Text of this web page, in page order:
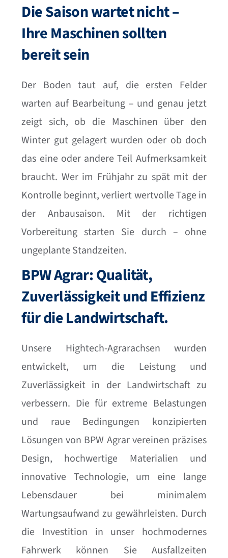
Die Saison wartet nicht –
Ihre Maschinen sollten
bereit sein
Der Boden taut auf, die ersten Felder
warten auf Bearbeitung – und genau jetzt
zeigt sich, ob die Maschinen über den
Winter gut gelagert wurden oder ob doch
das eine oder andere Teil Aufmerksamkeit
braucht. Wer im Frühjahr zu spät mit der
Kontrolle beginnt, verliert wertvolle Tage in
der Anbausaison. Mit der richtigen
Vorbereitung starten Sie durch – ohne
ungeplante Standzeiten.
BPW Agrar: Qualität,
Zuverlässigkeit und Effizienz
für die Landwirtschaft.
Unsere Hightech-Agrarachsen wurden
entwickelt, um die Leistung und
Zuverlässigkeit in der Landwirtschaft zu
verbessern. Die für extreme Belastungen
und raue Bedingungen konzipierten
Lösungen von BPW Agrar vereinen präzises
Design, hochwertige Materialien und
innovative Technologie, um eine lange
Lebensdauer bei minimalem
Wartungsaufwand zu gewährleisten. Durch
die Investition in unser hochmodernes
Fahrwerk können Sie Ausfallzeiten